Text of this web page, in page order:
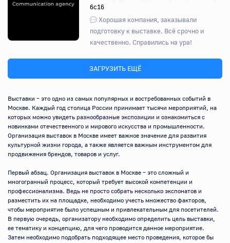
6с16
Хорошая компания, заказывали
подготовку к выставке. Всё срочно​ и
качественно. Справились на ура!
ЗАГРУЗИТЬ ЕЩЁ
Выставки – это одно из самых популярных и востребованных событий в
Москве. Каждый год столица России принимает тысячи мероприятий, на
которых можно увидеть разнообразные экспозиции и ознакомиться с
новинками отечественного и мирового искусства и промышленности.
Организация выставок в Москве имеет важное значение для развития
культурной жизни города, а также является важным инструментом для
продвижения брендов, товаров и услуг.
Первый абзац. Организация выставок в Москве – это сложный и
многогранный процесс, который требует высокой компетенции и
профессионализма. Ведь не просто собрать несколько экспонатов и
разместить их на площадке, необходимо учесть множество факторов,
чтобы мероприятие было успешным и привлекательным для посетителей.
В первую очередь, организатору необходимо определить цель выставки,
ее тематику и концепцию, для чего проводится данное мероприятие.
Затем необходимо подобрать подходящее место проведения, которое бы